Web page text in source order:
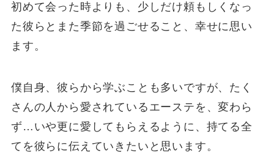
初めて会った時よりも、少しだけ頼もしくなっ
た彼らとまた季節を過ごせること、幸せに思い
ます。
僕自身、彼らから学ぶことも多いですが、たく
さんの人から愛されているエーステを、変わら
ず…いや更に愛してもらえるように、持てる全
てを彼らに伝えていきたいと思います。